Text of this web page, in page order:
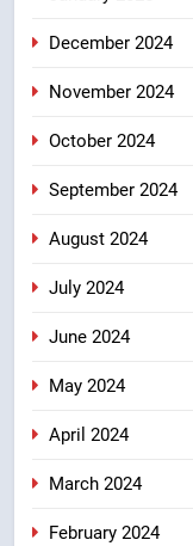
December 2024
November 2024
October 2024
September 2024
August 2024
July 2024
June 2024
May 2024
April 2024
March 2024
February 2024